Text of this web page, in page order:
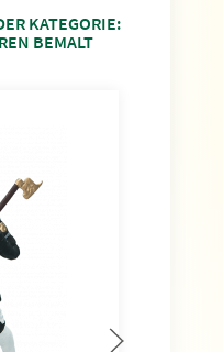
KATEGORIE:
BEMALT